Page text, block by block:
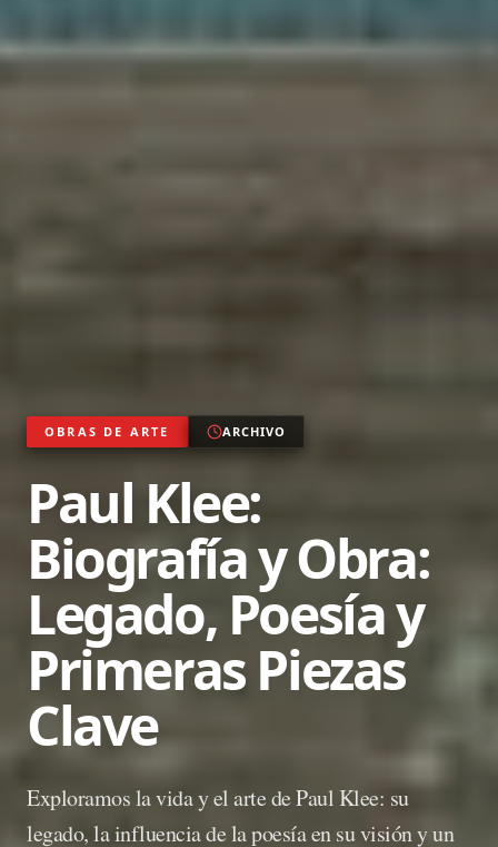
OBRAS DE ARTE ARCHIVO
Paul Klee:
Biografía y Obra:
Legado, Poesía y
Primeras Piezas
Clave
Exploramos la vida y el arte de Paul Klee: su
legado, la influencia de la poesía en su visión y un